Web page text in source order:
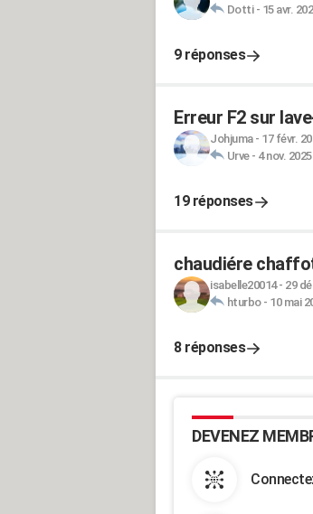
Dotti- 15 avr.
9 réponses
Erreur F2 sur
Johjuma- 17 févr.
Urve- 4 nov.
19 réponses
chaudiére
isabelle20014- 29
hturbo- 10 mai
8 réponses
DEVENEZ